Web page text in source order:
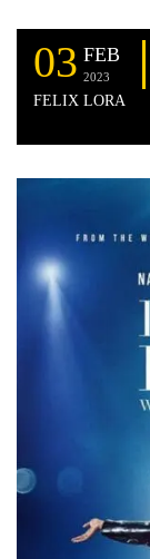
03 FEB
2023
FELIX LORA